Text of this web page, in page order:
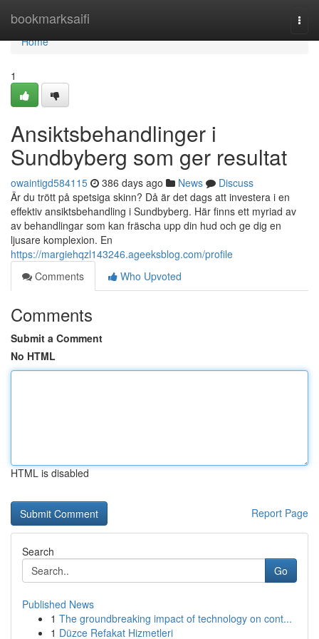
bookmarksaifi
Home
Home
1
Ansiktsbehandlinger i
Sundbyberg som ger resultat
owaintigd584115 386 days ago News
Discuss
Är du trött på spetsiga skinn? Då är det dags att investera i en
effektiv ansiktsbehandling i Sundbyberg. Här finns ett myriad av
av behandlingar som kan fräscha upp din hud och ge dig en
ljusare komplexion. En
https://margiehqzl143246.ageeksblog.com/profile
Comments
Who Upvoted
Comments
Submit a Comment
No HTML
HTML is disabled
Report Page
Search
Go
Published News
1 The groundbreaking impact of technology on cont...
1 Düzce Refakat Hizmetleri